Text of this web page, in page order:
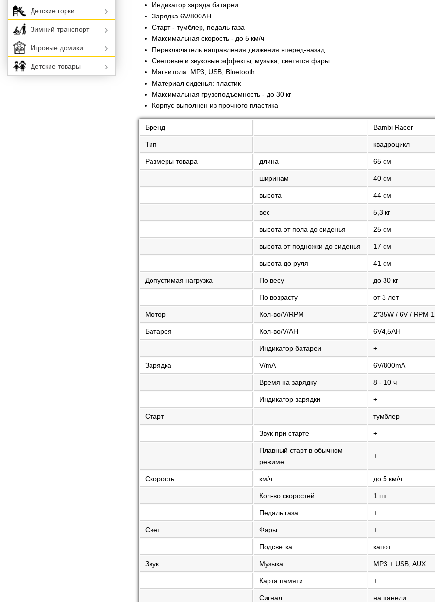
Индикатор заряда батареи
Зарядка 6V/800AH
Старт - тумблер, педаль газа
Максимальная скорость - до 5 км/ч
Переключатель направления движения вперед-назад
Световые и звуковые эффекты, музыка, светятся фары
Магнитола: MP3, USB, Bluetooth
Материал сиденья: пластик
Максимальная грузоподъемность - до 30 кг
Корпус выполнен из прочного пластика
Бренд Bambi Racer
Тип квадроцикл
Размеры товара длина 65 см
ширинам 40 см
высота 44 см
вес 5,3 кг
высота от пола до сиденья 25 см
высота от подножки до сиденья 17 см
высота до руля 41 см
Допустимая нагрузка По весу до 30 кг
По возрасту от 3 лет
Мотор Кол-во/V/RPM 2*35W / 6V / RPM
Батарея Кол-во/V/AH 6V4,5AH
Индикатор батареи +
Зарядка V/mA 6V/800mA
Время на зарядку 8 - 10 ч
Индикатор зарядки +
Старт тумблер
Звук при старте +
Плавный старт в обычном
режиме
+
Скорость км/ч до 5 км/ч
Кол-во скоростей 1 шт.
Педаль газа +
Свет Фары +
Подсветка капот
Звук Музыка MP3 + USB, AUX
Карта памяти +
Сигнал на панели
Детские горки
Зимний транспорт
Игровые домики
Детские товары